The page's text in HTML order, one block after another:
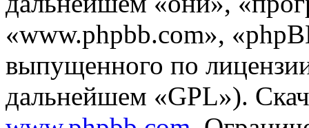
«www.phpbb.com»,
выпущенного по
дальнейшем «GPL»).